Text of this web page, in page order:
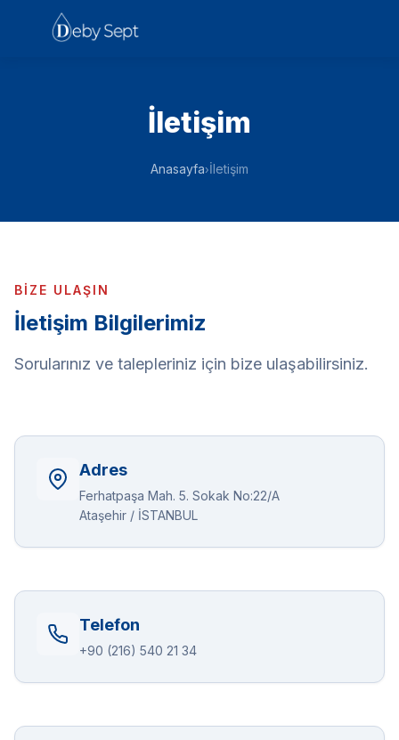
İletişim
Anasayfa›İletişim
BIZE ULAŞIN
İletişim Bilgilerimiz
Sorularınız ve talepleriniz için bize ulaşabilirsiniz.
Adres
Ferhatpaşa Mah. 5. Sokak No:22/A
Ataşehir / İSTANBUL
Telefon
+90 (216) 540 21 34